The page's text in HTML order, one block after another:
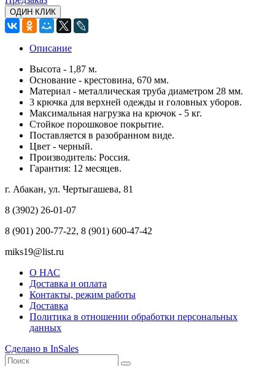
ОДИН КЛИК
Описание
Высота - 1,87 м.
Основание - крестовина, 670 мм.
Материал - металлическая труба диаметром 28 мм.
3 крючка для верхней одежды и головных уборов.
Максимальная нагрузка на крючок - 5 кг.
Стойкое порошковое покрытие.
Поставляется в разобранном виде.
Цвет - черный.
Производитель: Россия.
Гарантия: 12 месяцев.
г. Абакан, ул. Чертыгашева, 81
8 (3902) 26-01-07
8 (901) 200-77-22, 8 (901) 600-47-42
miks19@list.ru
О НАС
Доставка и оплата
Контакты, режим работы
Доставка
Политика в отношении обработки персональных
данных
Сделано в InSales